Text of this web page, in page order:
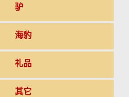
驴
海豹
礼品
其它